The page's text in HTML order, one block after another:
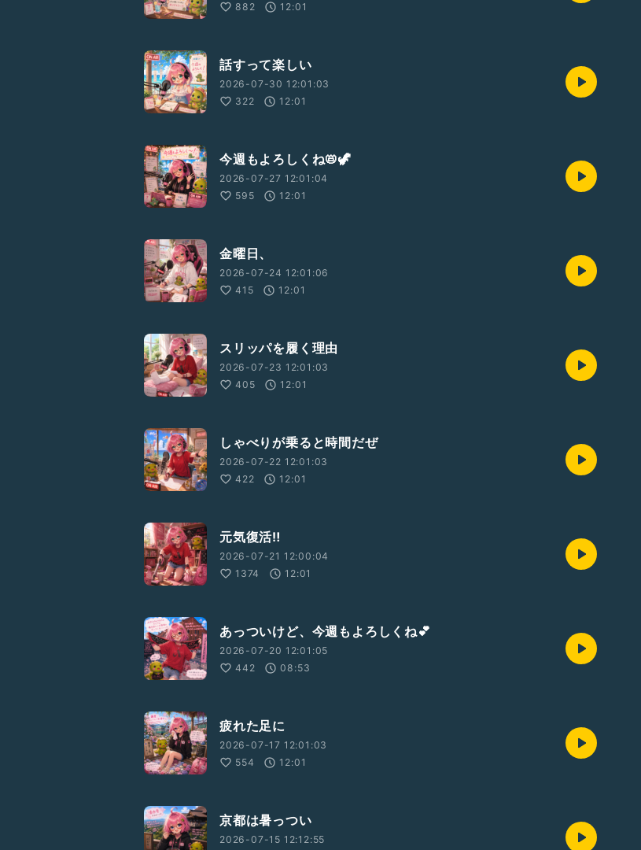
882
12:01
話すって楽しい
2026-07-30 12:01:03
322
12:01
今週もよろしくね📛🦖
2026-07-27 12:01:04
595
12:01
金曜日、
2026-07-24 12:01:06
415
12:01
スリッパを履く理由
2026-07-23 12:01:03
405
12:01
しゃべりが乗ると時間だぜ
2026-07-22 12:01:03
422
12:01
元気復活‼️
2026-07-21 12:00:04
1374
12:01
あっついけど、今週もよろしくね💕︎
2026-07-20 12:01:05
442
08:53
疲れた足に
2026-07-17 12:01:03
554
12:01
京都は暑っつい
2026-07-15 12:12:55